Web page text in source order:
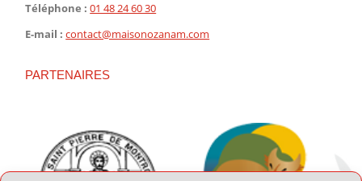
Téléphone : 01 48 24 60 30
E-mail : contact@maisonozanam.com
PARTENAIRES